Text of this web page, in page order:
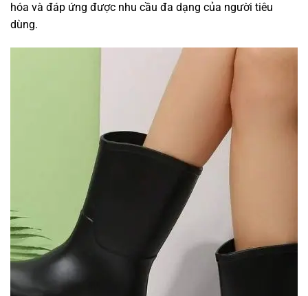
hóa và đáp ứng được nhu cầu đa dạng của người tiêu
dùng.